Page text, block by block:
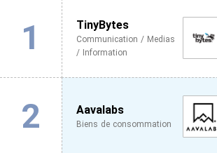
1 TinyBytes
Communication / Medias
/ Information
2 Aavalabs
Biens de consommation